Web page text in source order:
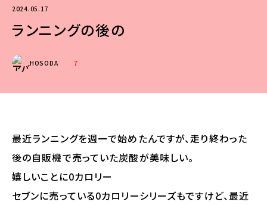
2024.05.17
ランニングの後の
HOSODA 7
最近ランニングを週一で始めたんですが、走り終わった
後の自販機で売っていた炭酸が美味しい。
嬉しいことに0カロリー
セブンに売っている0カロリーシリーズもですけど、最近